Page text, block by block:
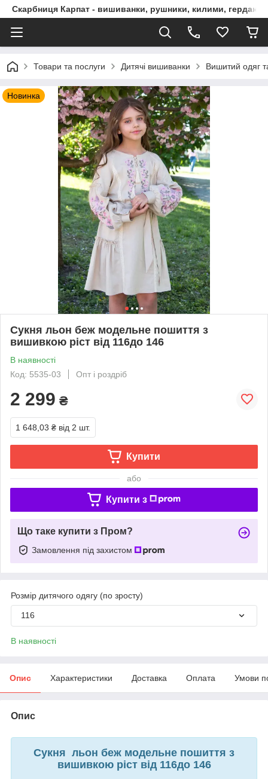
Скарбниця Карпат - вишиванки, рушники, килими, гердани,
Товари та послуги Дитячі вишиванки Вишитий одяг
Новинка
Сукня льон беж модельне пошиття з
вишивкою ріст від 116до 146
В наявності
Код: 5535-03
Опт і роздріб
2 299 ₴
1 648,03 ₴ від 2 шт.
Купити
або
Купити з
Що таке купити з Пром?
Замовлення під захистом
Розмір дитячого одягу (по зросту)
116
В наявності
Опис Характеристики Доставка Оплата Умови
Опис
Сукня льон беж модельне пошиття з
вишивкою ріст від 116до 146